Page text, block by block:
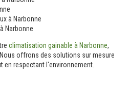
à Narbonne
Narbonne
climatisation gainable à Narbonne,
offrons des solutions sur mesure
respectant l'environnement.